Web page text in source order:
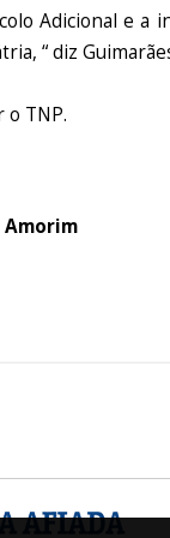
Adicional e a
“ diz
o TNP.
Amorim